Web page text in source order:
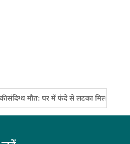
मौत: घर में फंदे से लटका मिला शव, निधन